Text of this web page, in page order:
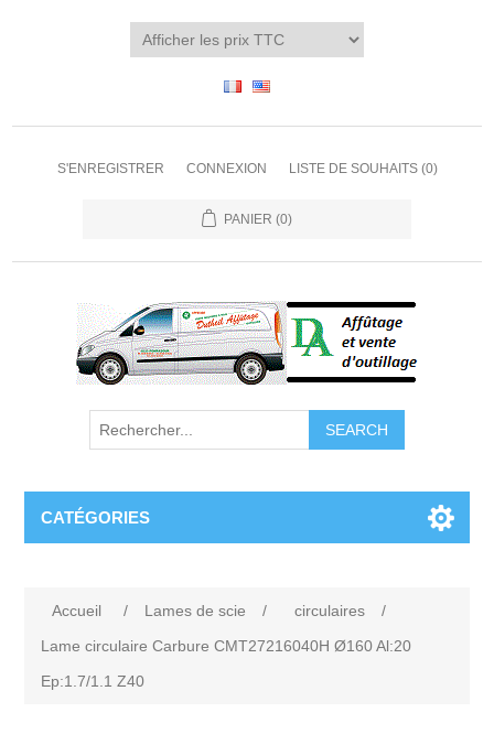
S'ENREGISTRER CONNEXION LISTE DE SOUHAITS (0)
PANIER (0)
CATÉGORIES
Accueil / Lames de scie / circulaires
/
Lame circulaire Carbure CMT27216040H Ø160 Al:20
Ep:1.7/1.1 Z40